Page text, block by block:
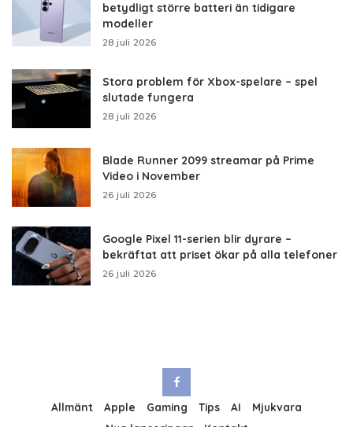
betydligt större batteri än tidigare
modeller
28 juli 2026
Stora problem för Xbox-spelare – spel
slutade fungera
28 juli 2026
Blade Runner 2099 streamar på Prime
Video i November
26 juli 2026
Google Pixel 11-serien blir dyrare –
bekräftat att priset ökar på alla telefoner
26 juli 2026
Allmänt Apple Gaming Tips AI
Mjukvara